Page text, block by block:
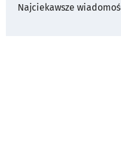
Najciekawsze